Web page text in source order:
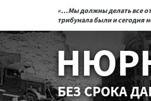
«...Мы должны делать все
трибунала были и сегодня
БЕЗ СРОКА